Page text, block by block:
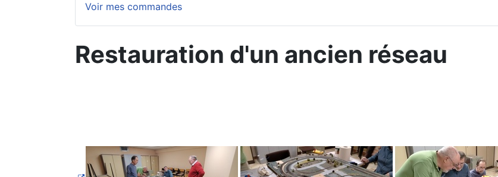
Voir mes commandes
Restauration d'un ancien réseau